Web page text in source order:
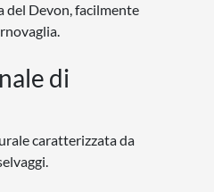
Devon, facilmente
di
caratterizzata da